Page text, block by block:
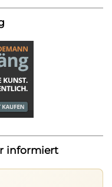
informiert